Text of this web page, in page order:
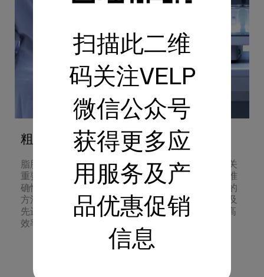
粗脂肪和总脂肪测定： 方法与分析
脂肪测定对于评估食品和饲料的营养价值和质量至关
重要，可确保一致性、符合法规要求并保证标签的准
确性。在各种可用方法中，溶剂提取是应用最广泛的
方法。了解更多关于脂肪分析的不同分析技术，以及
先进仪器（如 SER 158）如何革新实验室流程，提高
效率、生产力和精确度。
扫描此二维
码关注VELP
微信公众号
获得更多应
用服务及产
品优惠促销
信息